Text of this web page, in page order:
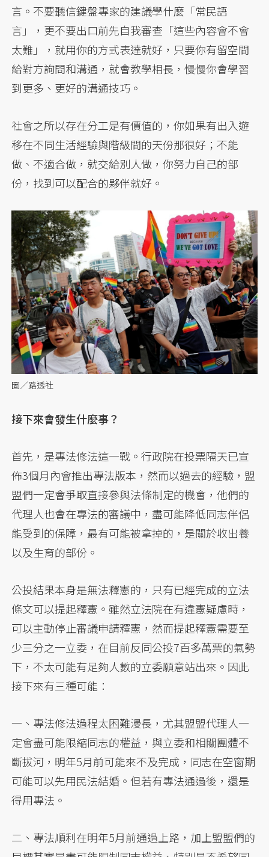
言。不要聽信鍵盤專家的建議學什麼「常民語
言」，更不要出口前先自我審查「這些內容會不會
太難」，就用你的方式表達就好，只要你有留空間
給對方詢問和溝通，就會教學相長，慢慢你會學習
到更多、更好的溝通技巧。
社會之所以存在分工是有價值的，你如果有出入遊
移在不同生活經驗與階級間的天份那很好；不能
做、不適合做，就交給別人做，你努力自己的部
份，找到可以配合的夥伴就好。
圖／路透社
接下來會發生什麼事？
首先，是專法修法這一戰。行政院在投票隔天已宣
佈3個月內會推出專法版本，然而以過去的經驗，盟
盟們一定會爭取直接參與法條制定的機會，他們的
代理人也會在專法的審議中，盡可能降低同志伴侶
能受到的保障，最有可能被拿掉的，是關於收出養
以及生育的部份。
公投結果本身是無法釋憲的，只有已經完成的立法
條文可以提起釋憲。雖然立法院在有違憲疑慮時，
可以主動停止審議申請釋憲，然而提起釋憲需要至
少三分之一立委，在目前反同公投7百多萬票的氣勢
下，不太可能有足夠人數的立委願意站出來。因此
接下來有三種可能：
一、專法修法過程太困難漫長，尤其盟盟代理人一
定會盡可能限縮同志的權益，與立委和相關團體不
斷拔河，明年5月前可能來不及完成，同志在空窗期
可能可以先用民法結婚。但若有專法通過後，還是
得用專法。
二、專法順利在明年5月前通過上路，加上盟盟們的